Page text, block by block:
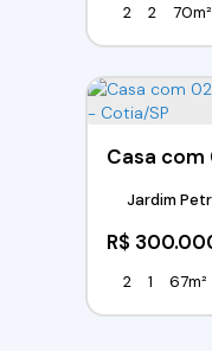
2 2 70m²
R$
Jardim
2 1 67m²